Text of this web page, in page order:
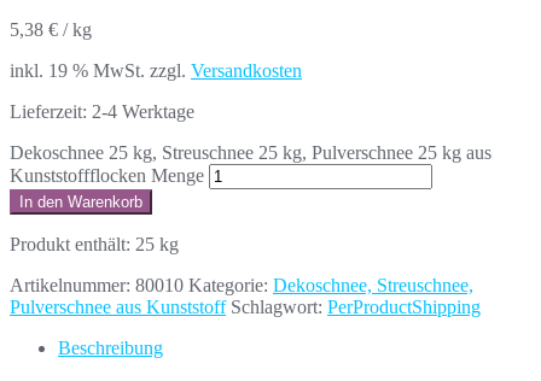
5,38 € /kg
inkl. 19 % MwSt. zzgl. Versandkosten
Lieferzeit: 2-4 Werktage
Dekoschnee 25 kg, Streuschnee 25 kg, Pulverschnee 25 kg aus
Kunststoffflocken Menge
In den Warenkorb
Produkt enthält: 25 kg
Artikelnummer: 80010 Kategorie: Dekoschnee, Streuschnee,
Pulverschnee aus Kunststoff Schlagwort: PerProductShipping
Beschreibung